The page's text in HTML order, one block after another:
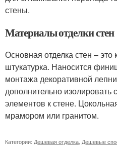
стены.
Материалы отделки стен
Основная отделка стен –
штукатурка. Наносится
монтажа декоративной
дополнительно изолировать
элементов к стене.
мрамором или гранитом.
Категории: Дешевая отделка Дешевые